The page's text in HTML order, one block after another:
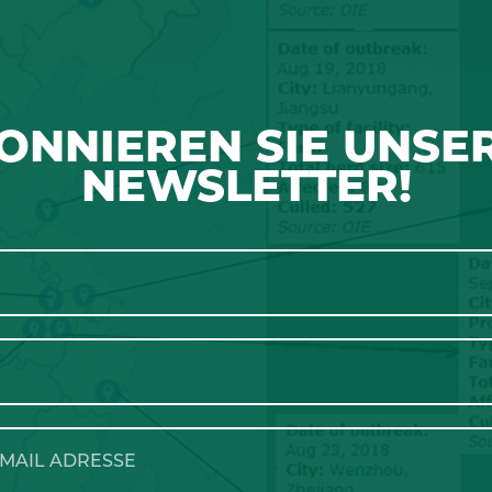
SIE
NEWSLETTER!